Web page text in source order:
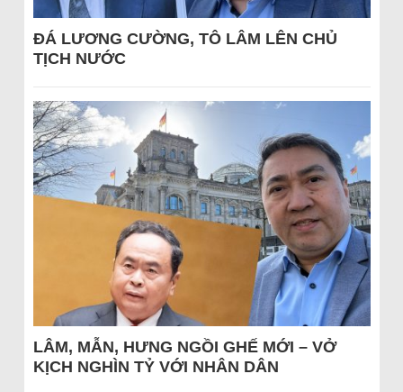
ĐÁ LƯƠNG CƯỜNG, TÔ LÂM LÊN CHỦ
TỊCH NƯỚC
LÂM, MẪN, HƯNG NGỒI GHẾ MỚI – VỞ
KỊCH NGHÌN TỶ VỚI NHÂN DÂN